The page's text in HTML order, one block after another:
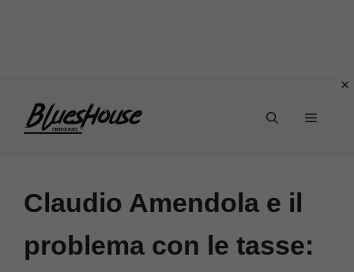
Menu
Claudio Amendola e il
problema con le tasse: